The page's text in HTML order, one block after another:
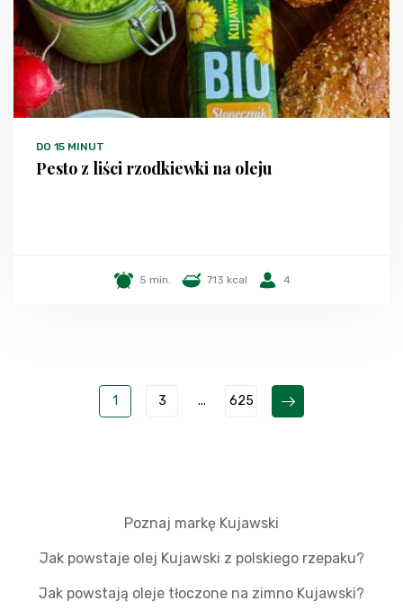
DO 15 MINUT
Pesto z liści rzodkiewki na oleju
5 min. 713 kcal 4
1 3 ... 625
Poznaj markę Kujawski
Jak powstaje olej Kujawski z polskiego rzepaku?
Jak powstają oleje tłoczone na zimno Kujawski?